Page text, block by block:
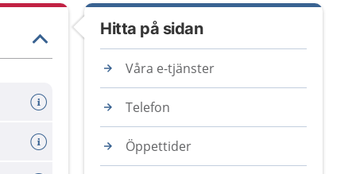
Hitta på sidan
Våra e-tjänster
Telefon
Öppettider